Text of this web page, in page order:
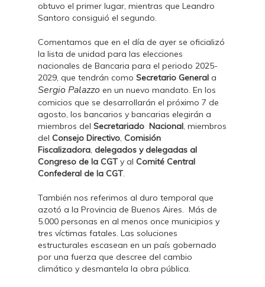
obtuvo el primer lugar, mientras que Leandro
Santoro consiguió el segundo.
Comentamos que en el día de ayer se oficializó
la lista de unidad para las elecciones
nacionales de Bancaria para el periodo 2025-
2029, que tendrán comoSecretario General a
Sergio Palazzo en un nuevo mandato. En los
comicios que se desarrollarán el próximo 7 de
agosto, los bancarios y bancarias elegirán a
miembros delSecretariado Nacional, miembros
delConsejo Directivo,Comisión
Fiscalizadora,delegados y delegadas al
Congreso de la CGT y alComité Central
Confederal de la CGT.
También nos referimos al duro temporal que
azotó a la Provincia de Buenos Aires. Más de
5.000 personas en al menos once municipios y
tres víctimas fatales. Las soluciones
estructurales escasean en un país gobernado
por una fuerza que descree del cambio
climático y desmantela la obra pública.